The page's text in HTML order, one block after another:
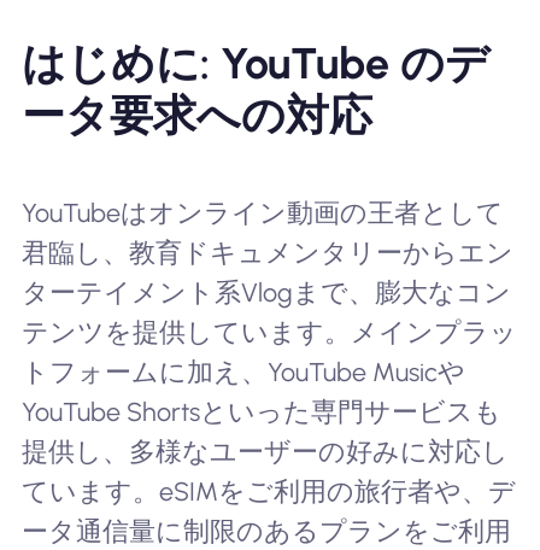
はじめに: YouTube のデ
ータ要求への対応
YouTubeはオンライン動画の王者として
君臨し、教育ドキュメンタリーからエン
ターテイメント系Vlogまで、膨大なコン
テンツを提供しています。メインプラッ
トフォームに加え、YouTube Musicや
YouTube Shortsといった専門サービスも
提供し、多様なユーザーの好みに対応し
ています。eSIMをご利用の旅行者や、デ
ータ通信量に制限のあるプランをご利用